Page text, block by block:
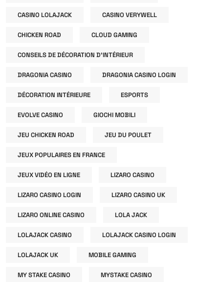
CASINO LOLAJACK CASINO VERYWELL
CHICKEN ROAD CLOUD GAMING
CONSEILS DE DÉCORATION D'INTÉRIEUR
DRAGONIA CASINO DRAGONIA CASINO LOGIN
DÉCORATION INTÉRIEURE ESPORTS
EVOLVE CASINO GIOCHI MOBILI
JEU CHICKEN ROAD JEU DU POULET
JEUX POPULAIRES EN FRANCE
JEUX VIDÉO EN LIGNE LIZARO CASINO
LIZARO CASINO LOGIN LIZARO CASINO UK
LIZARO ONLINE CASINO LOLA JACK
LOLAJACK CASINO LOLAJACK CASINO LOGIN
LOLAJACK UK MOBILE GAMING
MY STAKE CASINO MYSTAKE CASINO